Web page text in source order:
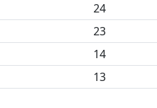
24
23
14
13